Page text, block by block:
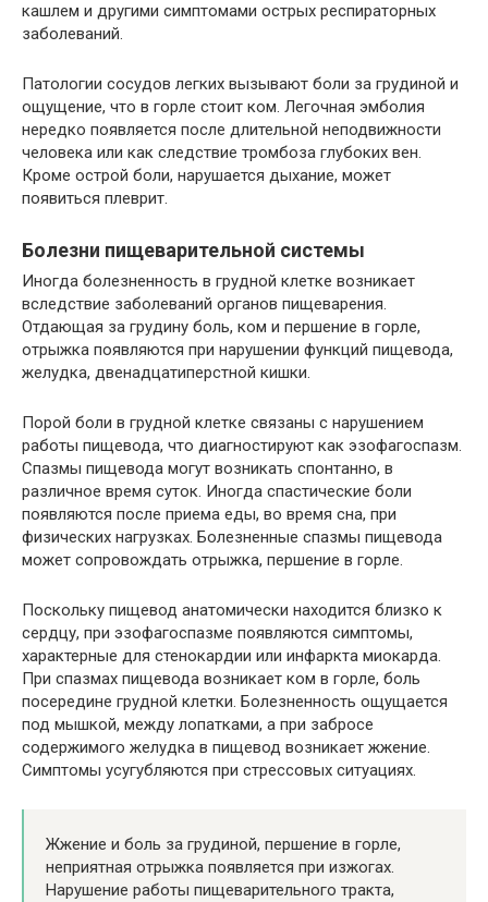
кашлем и другими симптомами острых респираторных
заболеваний.
Патологии сосудов легких вызывают боли за грудиной и
ощущение, что в горле стоит ком. Легочная эмболия
нередко появляется после длительной неподвижности
человека или как следствие тромбоза глубоких вен.
Кроме острой боли, нарушается дыхание, может
появиться плеврит.
Болезни пищеварительной системы
Иногда болезненность в грудной клетке возникает
вследствие заболеваний органов пищеварения.
Отдающая за грудину боль, ком и першение в горле,
отрыжка появляются при нарушении функций пищевода,
желудка, двенадцатиперстной кишки.
Порой боли в грудной клетке связаны с нарушением
работы пищевода, что диагностируют как эзофагоспазм.
Спазмы пищевода могут возникать спонтанно, в
различное время суток. Иногда спастические боли
появляются после приема еды, во время сна, при
физических нагрузках. Болезненные спазмы пищевода
может сопровождать отрыжка, першение в горле.
Поскольку пищевод анатомически находится близко к
сердцу, при эзофагоспазме появляются симптомы,
характерные для стенокардии или инфаркта миокарда.
При спазмах пищевода возникает ком в горле, боль
посередине грудной клетки. Болезненность ощущается
под мышкой, между лопатками, а при забросе
содержимого желудка в пищевод возникает жжение.
Симптомы усугубляются при стрессовых ситуациях.
Жжение и боль за грудиной, першение в горле,
неприятная отрыжка появляется при изжогах.
Нарушение работы пищеварительного тракта,